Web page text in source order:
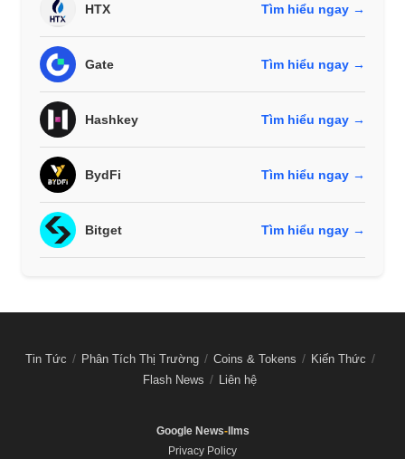
HTX Tìm hiểu ngay →
Gate Tìm hiểu ngay →
Hashkey Tìm hiểu ngay →
BydFi Tìm hiểu ngay →
Bitget Tìm hiểu ngay →
Tin Tức Phân Tích Thị Trường Coins & Tokens
Kiến Thức
Flash News
Liên hệ
Google News-llms
Privacy Policy